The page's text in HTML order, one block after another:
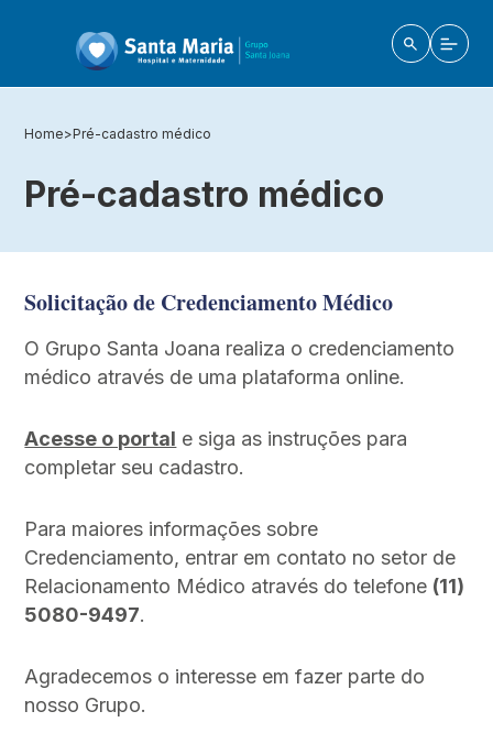
Home>Pré-cadastro médico
Pré-cadastro médico
Solicitação de Credenciamento Médico
O Grupo Santa Joana realiza o credenciamento
médico através de uma plataforma online.
Acesse o portal e siga as instruções para
completar seu cadastro.
Para maiores informações sobre
Credenciamento, entrar em contato no setor de
Relacionamento Médico através do telefone (11)
5080-9497.
Agradecemos o interesse em fazer parte do
nosso Grupo.